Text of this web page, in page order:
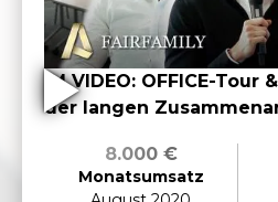
IM VIDEO: OFFICE-
der langen
8.000 €
Monatsumsatz